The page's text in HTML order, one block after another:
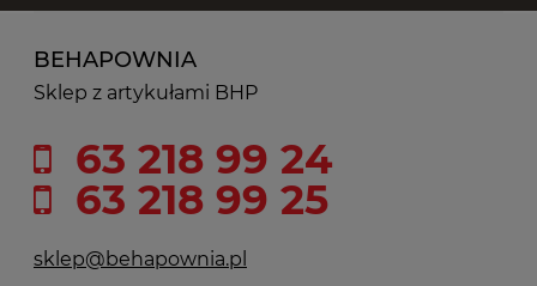
BEHAPOWNIA
Sklep z artykułami BHP
63 218 99 24
63 218 99 25
sklep@behapownia.pl